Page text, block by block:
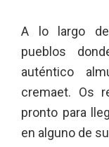
A lo largo de
pueblos
auténtico
cremaet. Os
pronto para
en alguno de